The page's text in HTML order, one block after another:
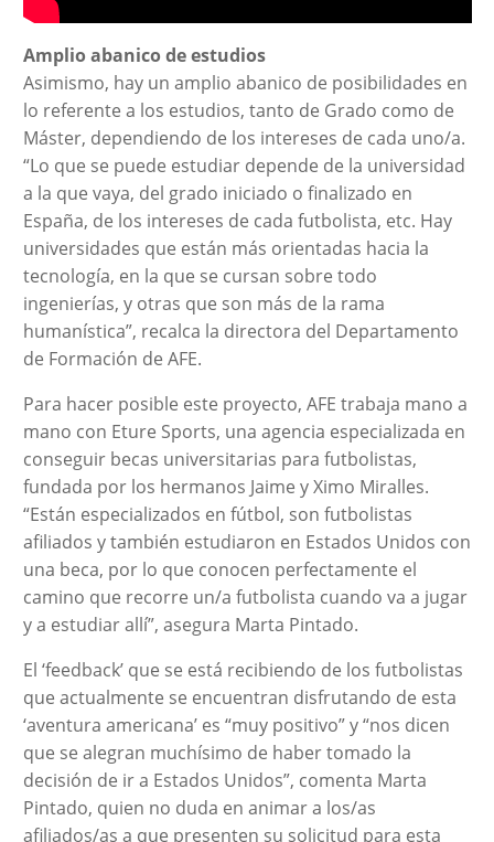
Amplio abanico de estudios
Asimismo, hay un amplio abanico de posibilidades en
lo referente a los estudios, tanto de Grado como de
Máster, dependiendo de los intereses de cada uno/a.
“Lo que se puede estudiar depende de la universidad
a la que vaya, del grado iniciado o finalizado en
España, de los intereses de cada futbolista, etc. Hay
universidades que están más orientadas hacia la
tecnología, en la que se cursan sobre todo
ingenierías, y otras que son más de la rama
humanística”, recalca la directora del Departamento
de Formación de AFE.
Para hacer posible este proyecto, AFE trabaja mano a
mano con Eture Sports, una agencia especializada en
conseguir becas universitarias para futbolistas,
fundada por los hermanos Jaime y Ximo Miralles.
“Están especializados en fútbol, son futbolistas
afiliados y también estudiaron en Estados Unidos con
una beca, por lo que conocen perfectamente el
camino que recorre un/a futbolista cuando va a jugar
y a estudiar allí”, asegura Marta Pintado.
El ‘feedback’ que se está recibiendo de los futbolistas
que actualmente se encuentran disfrutando de esta
‘aventura americana’ es “muy positivo” y “nos dicen
que se alegran muchísimo de haber tomado la
decisión de ir a Estados Unidos”, comenta Marta
Pintado, quien no duda en animar a los/as
afiliados/as a que presenten su solicitud para esta